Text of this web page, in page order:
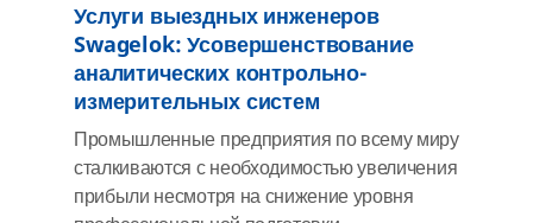
Услуги выездных инженеров
Swagelok: Усовершенствование
аналитических контрольно-
измерительных систем
Промышленные предприятия по всему миру
сталкиваются с необходимостью увеличения
прибыли несмотря на снижение уровня